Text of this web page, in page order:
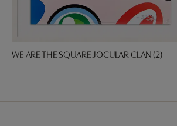
WE ARE THE SQUARE JOCULAR CLAN (2)